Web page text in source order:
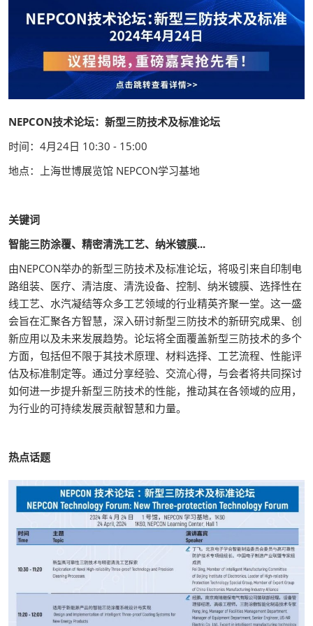
NEPCON技术论坛：新型三防技术及标准论坛
时间：4月24日 10:30 - 15:00
地点：上海世博展览馆 NEPCON学习基地
关键词
智能三防涂覆、 精密清洗工艺、纳米镀膜...
由NEPCON举办的新型三防技术及标准论坛，将吸引来自印制电
路组装、医疗、清洁度、清洗设备、控制、纳米镀膜、选择性在
线工艺、水汽凝结等众多工艺领域的行业精英齐聚一堂。这一盛
会旨在汇聚各方智慧，深入研讨新型三防技术的新研究成果、创
新应用以及未来发展趋势。论坛将全面覆盖新型三防技术的多个
方面，包括但不限于其技术原理、材料选择、工艺流程、性能评
估及标准制定等。通过分享经验、交流心得，与会者将共同探讨
如何进一步提升新型三防技术的性能，推动其在各领域的应用，
为行业的可持续发展贡献智慧和力量。
热点话题